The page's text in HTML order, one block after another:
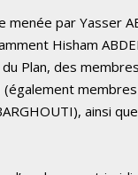
par Yasser
Hisham
Plan, des
(également
ainsi